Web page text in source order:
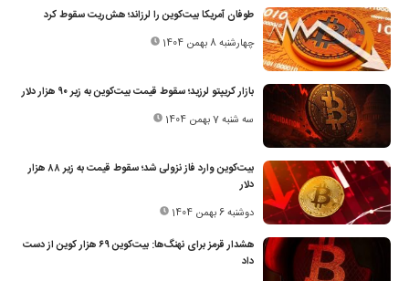
طوفان آمریکا بیت‌کوین را لرزاند؛ هش‌ریت سقوط کرد
چهارشنبه 8 بهمن 1404
بازار کریپتو لرزید؛ سقوط قیمت بیت‌کوین به زیر ۹۰ هزار دلار
سه شنبه 7 بهمن 1404
بیت‌کوین وارد فاز نزولی شد؛ سقوط قیمت به زیر ۸۸ هزار
دلار
دوشنبه 6 بهمن 1404
هشدار قرمز برای نهنگ‌ها: بیت‌کوین ۶۹ هزار کوین از دست
داد